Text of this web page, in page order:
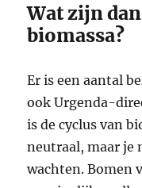
Wat zijn
biomassa?
Er is een aantal
ook Urgenda-
is de cyclus van
neutraal, maar je
wachten. Bomen